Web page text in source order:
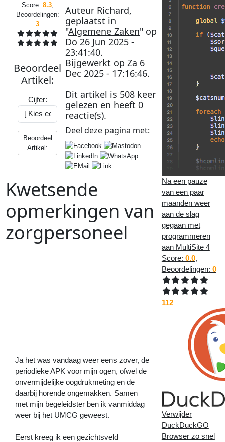
Score: 8.3,
Beoordelingen:
3
Beoordeel
Artikel:
Cijfer:
Beoordeel
Artikel:
Auteur Richard,
geplaatst in
"Algemene Zaken" op
Do 26 Jun 2025 -
23:41:40.
Bijgewerkt opZa 6
Dec 2025 - 17:16:46.
Dit artikel is 508 keer
gelezen en heeft0
reactie(s).
Deel deze pagina met:
Kwetsende
opmerkingen van
zorgpersoneel
Volgend
Artikel:
Uitje
naar
Orchideenhoeve
Luttelgeest>>
Ja het was vandaag weer eens zover, de
periodieke APK voor mijn ogen, ofwel de
onvermijdelijke oogdrukmeting en de
daarbij horende ongemakken. Samen
met mijn begeleidster ben ik vanmiddag
weer bij het UMCG geweest.
Eerst kreeg ik een gezichtsveld
Na een pauze
van een paar
maanden weer
aan de slag
gegaan met
programmeren
aan MultiSite 4
Score: 0.0,
Beoordelingen: 0
112
Verwijder
DuckDuckGO
Browser zo snel